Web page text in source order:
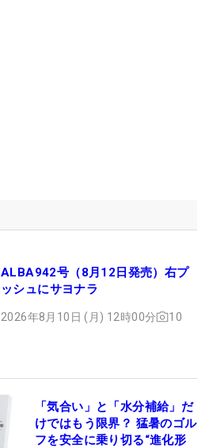
ALBA942号（8月12日発売）右プ
ッシュにサヨナラ
2026年8月10日 (月) 12時00分 10
「気合い」と「水分補給」だ
けではもう限界？ 猛暑のゴル
フを安全に乗り切る“進化形